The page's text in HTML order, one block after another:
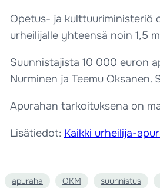
Opetus- ja kulttuuriministeriö
urheilijalle yhteensä noin 1,5
Suunnistajista 10 000 euron
Nurminen ja Teemu
Apurahan tarkoituksena on
Lisätiedot: Kaikki urheilija-
apuraha OKM suunnistus